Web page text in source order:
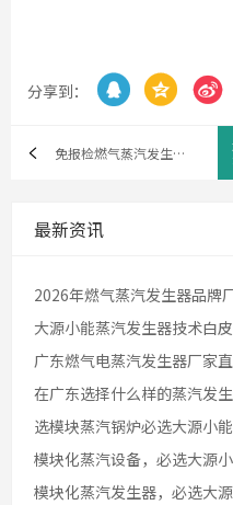
分享到：   
免报检燃气蒸汽发生器是真的不用年检吗？法律依据是什么？
最新资讯
2026年燃气蒸汽发生器品牌
大源小能蒸汽发生器技术白
在广东选择什么样的蒸汽发